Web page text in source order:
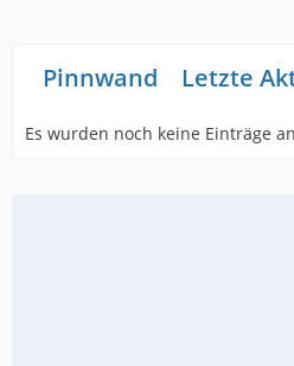
Pinnwand Letzte
Es wurden noch keine Einträge